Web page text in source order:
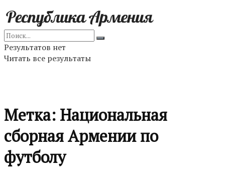
Результатов нет
Читать все результаты
Метка: Национальная
сборная Армении по
футболу